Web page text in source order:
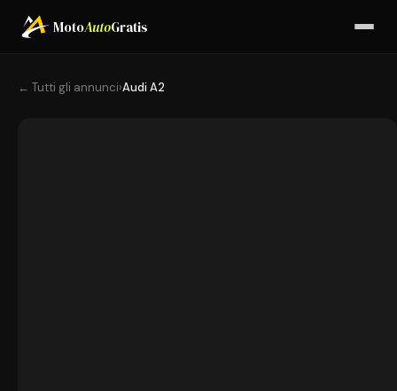
MotoAutoGratis
← Tutti gli annunci›Audi A2